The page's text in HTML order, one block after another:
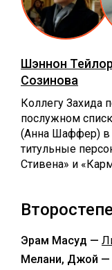
Шэннон Тейлор
Созинова
Коллегу Захида
послужном
(Анна Шаффер) в
титульные
Стивена» и
Эрам Масуд —
Мелани, Джой —